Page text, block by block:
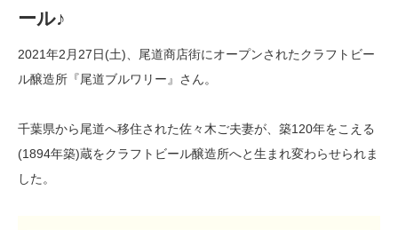
ール♪
2021年2月27日(土)、尾道商店街にオープンされたクラフトビー
ル醸造所『尾道ブルワリー』さん。
千葉県から尾道へ移住された佐々木ご夫妻が、築120年をこえる
(1894年築)蔵をクラフトビール醸造所へと生まれ変わらせられま
した。